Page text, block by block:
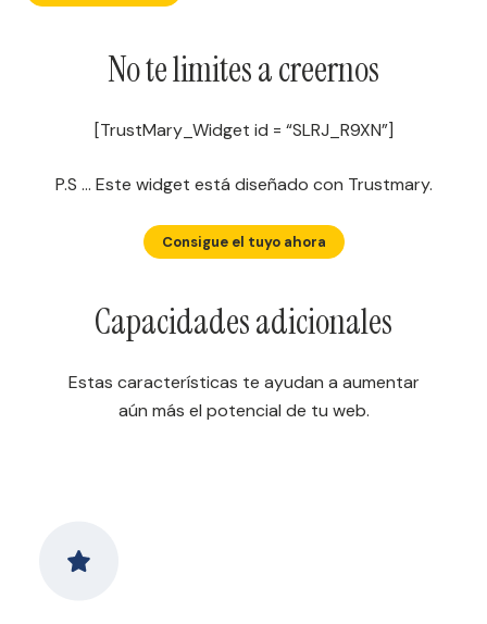
No te limites a creernos
[TrustMary_Widget id = “SLRJ_R9XN”]
P.S … Este widget está diseñado con Trustmary.
Consigue el tuyo ahora
Capacidades adicionales
Estas características te ayudan a aumentar
aún más el potencial de tu web.